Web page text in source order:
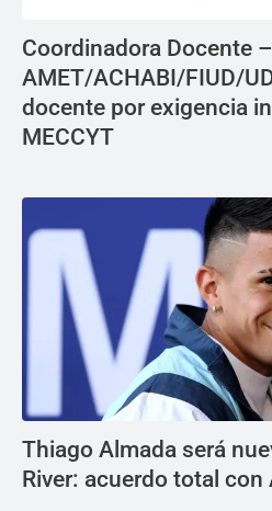
Coordinadora Docente –
AMET/ACHABI/FIUD/
docente por exigencia
MECCYT
Thiago Almada será
River: acuerdo total